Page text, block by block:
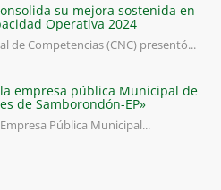
su mejora sostenida en
Operativa 2024
de Competencias (CNC) presentó...
empresa pública Municipal de
de Samborondón-EP»
Pública Municipal...